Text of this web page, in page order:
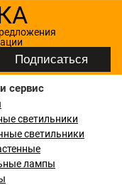
сервис
светильники
светильники
лампы